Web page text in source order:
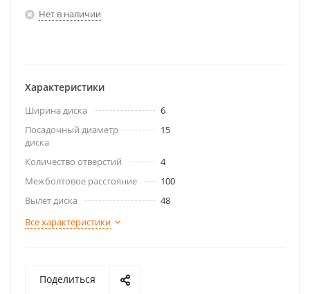
Нет в наличии
Характеристики
Ширина диска
6
Посадочный диаметр
диска
15
Количество отверстий
4
Межболтовое расстояние
100
Вылет диска
48
Все характеристики
Поделиться